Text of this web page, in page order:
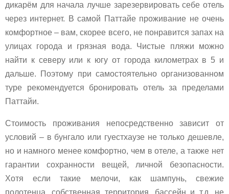
дикарём для начала лучше зарезервировать себе отель
через интернет. В самой Паттайе проживание не очень
комфортное – вам, скорее всего, не понравится запах на
улицах города и грязная вода. Чистые пляжи можно
найти к северу или к югу от города километрах в 5 и
дальше. Поэтому при самостоятельно организованном
туре рекомендуется бронировать отель за пределами
Паттайи.
Стоимость проживания непосредственно зависит от
условий – в бунгало или гуестхаузе не только дешевле,
но и намного менее комфортно, чем в отеле, а также нет
гарантии сохранности вещей, личной безопасности.
Хотя если такие мелочи, как шампунь, свежие
полотенца, собственная территория, бассейн и т.д. не